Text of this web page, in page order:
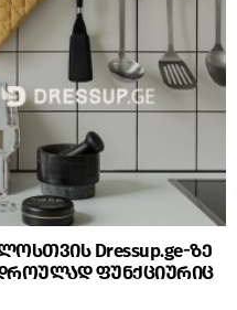
Dressup.ge-ზე
ფუნქციურიც